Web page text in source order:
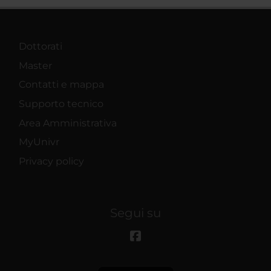
Dottorati
Master
Contatti e mappa
Supporto tecnico
Area Amministrativa
MyUnivr
Privacy policy
Segui su